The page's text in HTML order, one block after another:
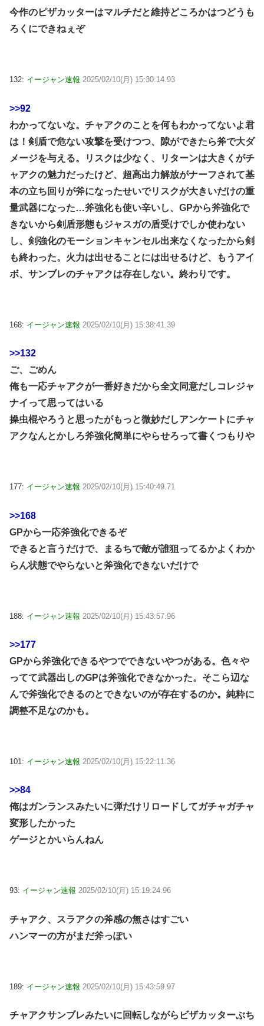
今作のピザカッターはマルチだと維持どころかはつどうも
ろくにできねぇぞ
132: イージャン速報 2025/02/10(月) 15:30:14.93
>>92
わかってないな。チャアクのことを何もわかってないよ君
は！剣盾で危ない攻撃を受けつつ、隙ができたら斧で大ダ
メージを与える。リスクは少なく、リターンは大きくがチ
ャアクの魅力だったけど、超高出力解放がナーフされて基
本の立ち回りが斧になったせいでリスクが大きいだけの重
量武器になった…斧強化も使い辛いし、GPから斧強化で
きないから剣盾形態もジャスガの盾受けでしか使わない
し、剣強化のモーションキャンセル出来なくなったから剣
も終わった。火力は出せることには出せるけど、もうアイ
ボ、サンブレのチャアクは存在しない。終わりです。
168: イージャン速報 2025/02/10(月) 15:38:41.39
>>132
ご、ごめん
俺も一応チャアクが一番好きだから全文同意だしコレジャ
ナイって思ってはいる
操虫棍やろうと思ったがもっと微妙だしアンケートにチャ
アクなんとかしろ斧強化簡単にやらせろって書くつもりや
177: イージャン速報 2025/02/10(月) 15:40:49.71
>>168
GPから一応斧強化できるぞ
できると言うだけで、まるちで敵が誰狙ってるかよくわか
らん状態でやらないと斧強化できないだけで
188: イージャン速報 2025/02/10(月) 15:43:57.96
>>177
GPから斧強化できるやつでできないやつがある。色々や
ってて武器出しのGPは斧強化できなかった。そこら辺な
んで斧強化できるのとできないのが存在するのか。純粋に
調整不足なのかも。
101: イージャン速報 2025/02/10(月) 15:22:11.36
>>84
俺はガンランスみたいに弾だけリロードしてガチャガチャ
変形したかった
ゲージとかいらんねん
93: イージャン速報 2025/02/10(月) 15:19:24.96
チャアク、スラアクの斧感の無さはすごい
ハンマーの方がまだ斧っぽい
189: イージャン速報 2025/02/10(月) 15:43:59.97
チャアクサンブレみたいに回転しながらビザカッターぶち